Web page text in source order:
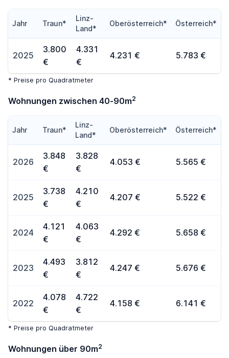
Jahr Traun*
Linz-
Land*
Oberösterreich* Österreich*
2025
3.800
€
4.331
€
4.231 € 5.783 €
* Preise pro Quadratmeter
Wohnungen zwischen 40-90m2
Jahr Traun*
Linz-
Land*
Oberösterreich* Österreich*
2026
3.848
€
3.828
€
4.053 € 5.565 €
2025
3.738
€
4.210
€
4.207 € 5.522 €
2024
4.121
€
4.063
€
4.292 € 5.658 €
2023
4.493
€
3.812
€
4.247 € 5.676 €
2022
4.078
€
4.722
€
4.158 € 6.141 €
* Preise pro Quadratmeter
Wohnungen über 90m2